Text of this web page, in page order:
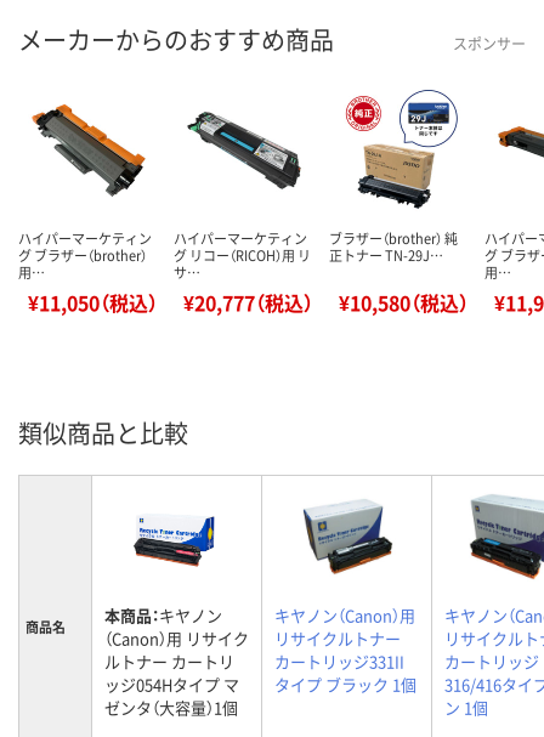
メーカーからのおすすめ商品 スポンサー
ハイパーマーケティン
グ ブラザー（brother）
用…
¥11,050（税込）
ハイパーマーケティン
グ リコー（RICOH）用 リ
サ…
¥20,777（税込）
ブラザー（brother） 純
正トナー TN-29J…
¥10,580（税込）
ハイパー
グ ブラザ
用…
類似商品と比較
商品名 本商品：キヤノン
（Canon）用 リサイク
ルトナー カートリ
ッジ054Hタイプ マ
ゼンタ（大容量）1個
キヤノン（Canon）用
リサイクルトナー
カートリッジ331II
タイプ ブラック 1個
キヤノン（
リサイクル
カートリッジ
316/416タイ
ン 1個